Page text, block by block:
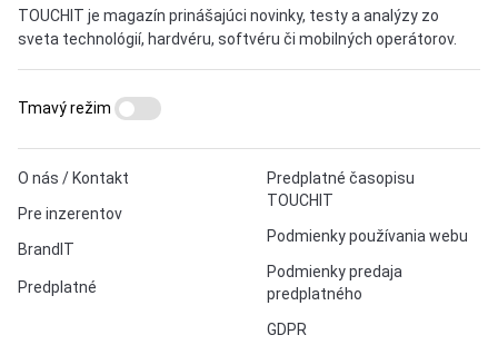
TOUCHIT je magazín prinášajúci novinky, testy a analýzy zo
sveta technológií, hardvéru, softvéru či mobilných operátorov.
O nás / Kontakt
Pre inzerentov
BrandIT
Predplatné
Predplatné časopisu
TOUCHIT
Podmienky používania webu
Podmienky predaja
predplatného
GDPR
Tmavý režim